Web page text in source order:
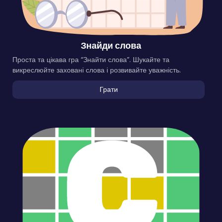
Знайди слова
Проста та цікава гра “Знайти слова”. Шукайте та
викреслюйте заховані слова і розвивайте уважність.
Грати